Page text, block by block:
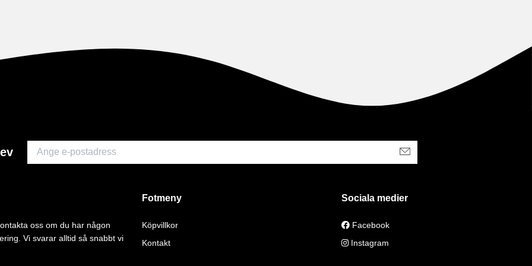
oss om du har någon
Vi svarar alltid så snabbt vi
Fotmeny
Köpvillkor
Kontakt
Sociala medier
Facebook
Instagram